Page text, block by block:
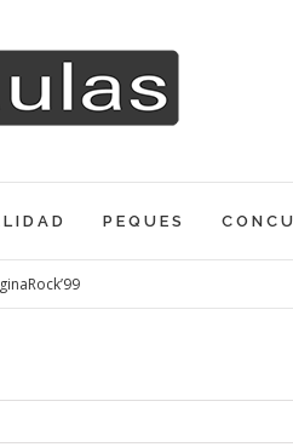
PEQUES